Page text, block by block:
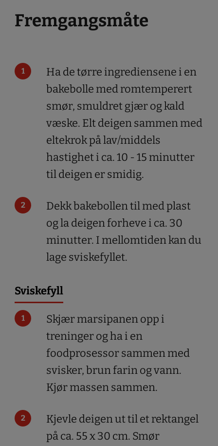
Fremgangsmåte
Ha de tørre ingrediensene i en
bakebolle med romtemperert
smør, smuldret gjær og kald
væske. Elt deigen sammen med
eltekrok på lav/middels
hastighet i ca. 10 - 15 minutter
til deigen er smidig.
Dekk bakebollen til med plast
og la deigen forheve i ca. 30
minutter. I mellomtiden kan du
lage sviskefyllet.
Sviskefyll
Skjær marsipanen opp i
treninger og ha i en
foodprosessor sammen med
svisker, brun farin og vann.
Kjør massen sammen.
Kjevle deigen ut til et rektangel
på ca. 55 x 30 cm. Smør